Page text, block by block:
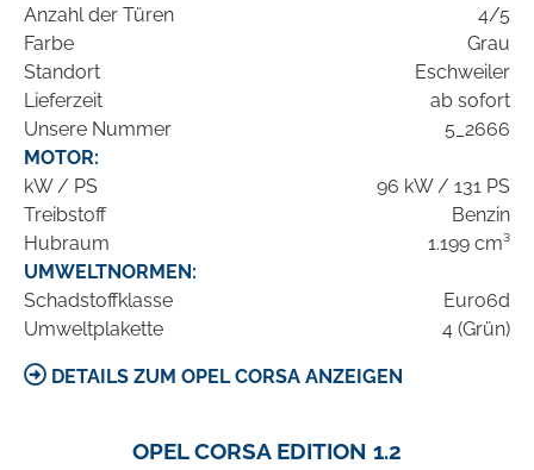
Anzahl der Türen
4/5
Farbe
Grau
Standort
Eschweiler
Lieferzeit
ab sofort
Unsere Nummer
5_2666
MOTOR:
kW / PS
96 kW / 131 PS
Treibstoff
Benzin
Hubraum
1.199 cm³
UMWELTNORMEN:
Schadstoffklasse
Euro6d
Umweltplakette
4 (Grün)
DETAILS ZUM OPEL CORSA ANZEIGEN
OPEL CORSA EDITION 1.2